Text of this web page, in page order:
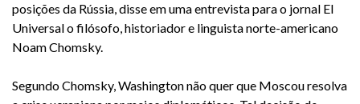
posições da Rússia, disse em uma entrevista para o jornal El
Universal o filósofo, historiador e linguista norte-americano
Noam Chomsky.
Segundo Chomsky, Washington não quer que Moscou resolva